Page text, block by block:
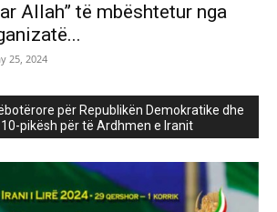
Allah” të mbështetur nga
25, 2024
për Republikën Demokratike dhe
10-pikësh për të Ardhmen e Iranit